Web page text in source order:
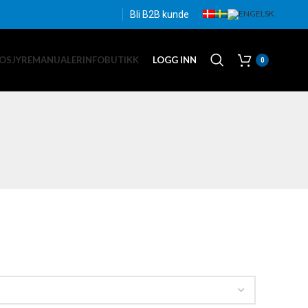
Bli B2B kunde
MANUALERINFOBUTIKK LOGG INN 0